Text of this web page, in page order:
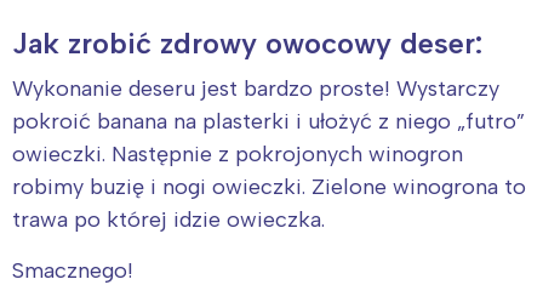
Jak zrobić zdrowy owocowy deser:
Wykonanie deseru jest bardzo proste! Wystarczy
pokroić banana na plasterki i ułożyć z niego „futro”
owieczki. Następnie z pokrojonych winogron
robimy buzię i nogi owieczki. Zielone winogrona to
trawa po której idzie owieczka.
Smacznego!